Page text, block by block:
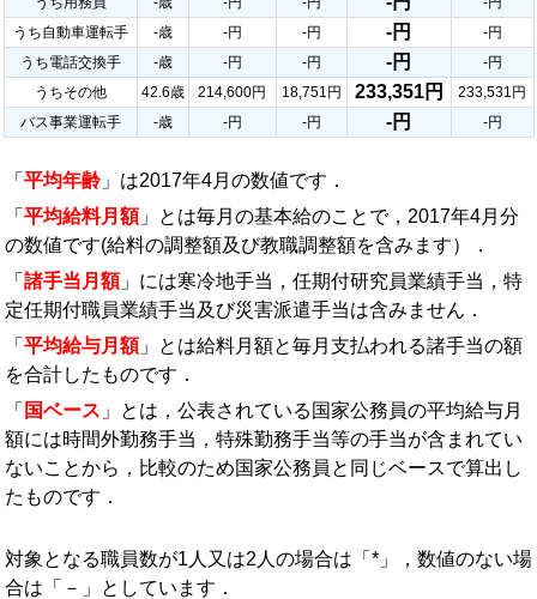
うち自動車運転手
-歳 -円 -円 -円
-円
うち電話交換手
-歳 -円 -円 -円
-円
うちその他
42.6歳 214,600円 18,751円 233,351円
233,531円
バス事業運転手
-歳 -円 -円 -円 -円
「 平均年齢 」は2017年4月の数値です．
「 平均給料月額」とは毎月の基本給のことで，2017年4月分
の数値です(給料の調整額及び教職調整額を含みます）．
「 諸手当月額」には寒冷地手当，任期付研究員業績手当，特
定任期付職員業績手当及び災害派遣手当は含みません．
「 平均給与月額」とは給料月額と毎月支払われる諸手当の額
を合計したものです．
「 国ベース 」とは，公表されている国家公務員の平均給与月
額には時間外勤務手当，特殊勤務手当等の手当が含まれてい
ないことから，比較のため国家公務員と同じベースで算出し
たものです．
対象となる職員数が1人又は2人の場合は「*」，数値のない場
合は「－」としています．